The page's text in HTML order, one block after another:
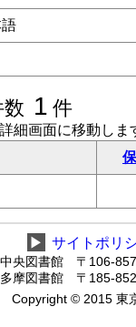
語
数 1 件
細画面に移動しま
▶ サイトポリ
央図書館 〒106-
摩図書館 〒185-
Copyright © 2015 東